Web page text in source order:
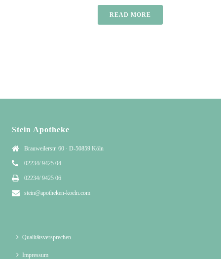
READ MORE
Stein Apotheke
Brauweilerstr. 60 · D-50859 Köln
02234/ 9425 04
02234/ 9425 06
stein@apotheken-koeln.com
Qualitätsversprechen
Impressum